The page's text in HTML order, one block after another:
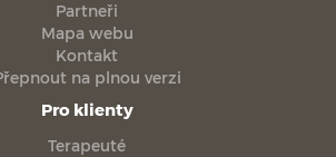
Partneři
Mapa webu
Kontakt
na plnou verzi
Pro klienty
Terapeuté